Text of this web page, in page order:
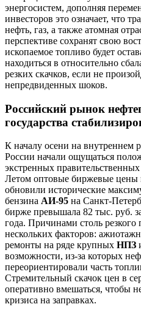
энергосистем, дополняя
инвесторов это означает, что
нефть, газ, а также атомная
перспективе сохранят свою
ископаемое топливо будет
находиться в относительно
резких скачков, если не
непредвиденных шоков.
Российский рынок
государства
К началу осени на внутреннем
России начали ощущаться
экстренных
Летом оптовые биржевые цены
обновили исторические
бензина АИ-95 на Санкт-
бирже превышала 82 тыс. руб.
года. Причинами столь резкого
нескольких факторов:
ремонты на ряде крупных НПЗ
возможности, из-за которых
переориентировали часть
Стремительный скачок цен в
оперативно вмешаться, чтобы
кризиса на заправках.